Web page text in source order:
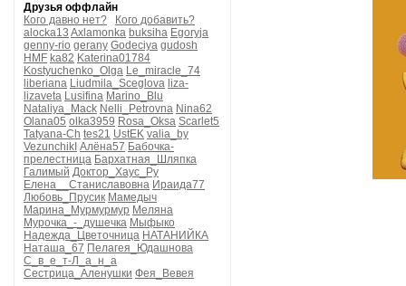
Друзья оффлайн
Кого давно нет?
Кого добавить?
alocka13 Axlamonka buksiha Egoryja
genny-rio gerany Godeciya gudosh
HMF ka82 Katerina01784
Kostyuchenko_Olga Le_miracle_74
liberiana Liudmila_Sceglova liza-
lizaveta Lusifina Marino_Blu
Nataliya_Mack Nelli_Petrovna Nina62
Olana05 olka3959 Rosa_Oksa Scarlet5
Tatyana-Ch tes21 UstEK valia_by
VezunchikI Алёна57 Бабочка-
прелестница Бархатная_Шляпка
Галимый Доктор_Хаус_Ру
Елена__Станиславовна Ираида77
Любовь_Прусик Мамедыч
Марина_Мурмурмур Меляна
Мурочка_-_душечка Мыфыко
Надежда_Цветочница НАТАНИЙКА
Наташа_67 Пелагея_Юдашнова
С_в_е_т-Л_а_н_а
Сестрица_Аленушки Фея_Вевея